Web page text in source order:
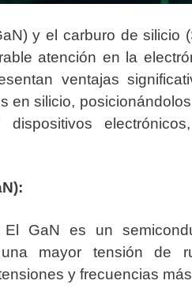
y el carburo de
atención en la
ventajas
en silicio,
El GaN es un
mayor tensión de
y frecuencias